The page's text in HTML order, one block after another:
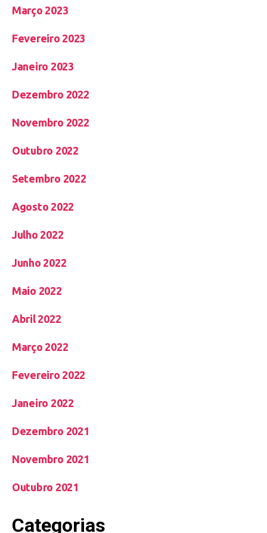
Março 2023
Fevereiro 2023
Janeiro 2023
Dezembro 2022
Novembro 2022
Outubro 2022
Setembro 2022
Agosto 2022
Julho 2022
Junho 2022
Maio 2022
Abril 2022
Março 2022
Fevereiro 2022
Janeiro 2022
Dezembro 2021
Novembro 2021
Outubro 2021
Categorias